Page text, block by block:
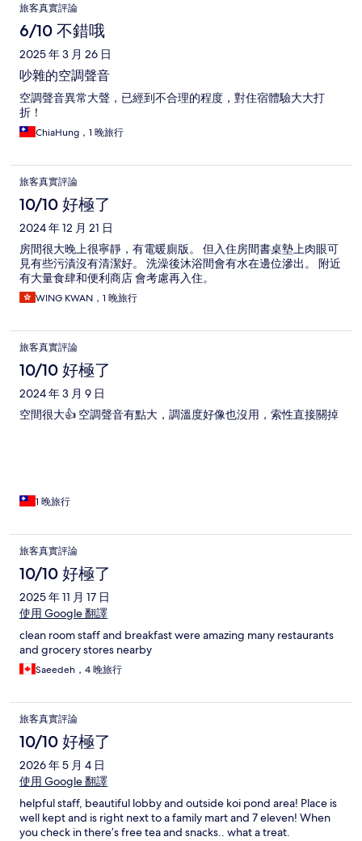
旅客真實評論
6/10 不錯哦
2025 年 3 月 26 日
吵雜的空調聲音
空調聲音異常大聲，已經到不合理的程度，對住宿體驗大大打
折！
ChiaHung，1 晚旅行
旅客真實評論
10/10 好極了
2024 年 12 月 21 日
房間很大晚上很寧靜，有電暖廁版。 但入住房間書桌墊上肉眼可
見有些污漬沒有清潔好。 洗澡後沐浴間會有水在邊位滲出。 附近
有大量食肆和便利商店 會考慮再入住。
WING KWAN，1 晚旅行
旅客真實評論
10/10 好極了
2024 年 3 月 9 日
空間很大👍 空調聲音有點大，調溫度好像也沒用，索性直接關掉
1 晚旅行
旅客真實評論
10/10 好極了
2025 年 11 月 17 日
使用 Google 翻譯
clean room staff and breakfast were amazing many restaurants
and grocery stores nearby
Saeedeh，4 晚旅行
旅客真實評論
10/10 好極了
2026 年 5 月 4 日
使用 Google 翻譯
helpful staff, beautiful lobby and outside koi pond area! Place is
well kept and is right next to a family mart and 7 eleven! When
you check in there’s free tea and snacks.. what a treat.